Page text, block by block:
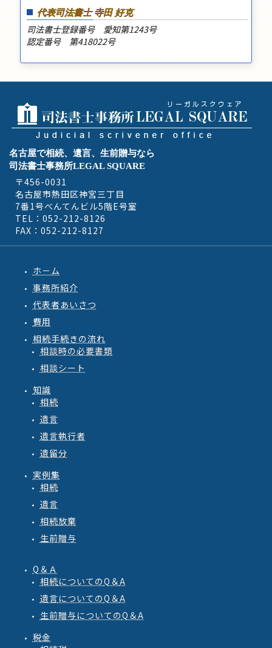
代表司法書士 寺田 好克
司法書士登録番号 愛知第1243号
認定番号 第418022号
名古屋で相続、遺言、生前贈与なら
司法書士事務所LEGAL SQUARE
〒456-0031
名古屋市熱田区神宮三丁目
7番1号べんてんビル5階E号室
TEL：052-212-8126
FAX：052-212-8127
ホ－ム
事務所紹介
代表者あいさつ
費用
相続手続きの流れ
相談時の必要書類
相談シート
知識
相続
遺言
遺言執行者
遺留分
実例集
相続
遺言
相続放棄
生前贈与
Q＆Ａ
相続についてのQ ＆A
遺言についてのQ ＆A
生前贈与についてのQ ＆A
税金